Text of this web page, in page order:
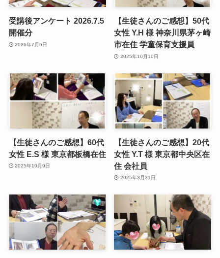
受講後アンケート 2026.7.5
開催分
2026年7月6日
【生徒さんのご感想】50代
女性 Y.H 様 神奈川県茅ヶ崎
市在住 学童保育支援員
2025年10月10日
【生徒さんのご感想】60代
女性 E.S 様 東京都板橋在住
2025年10月9日
【生徒さんのご感想】20代
女性 Y.T 様 東京都中央区在
住 会社員
2025年3月31日